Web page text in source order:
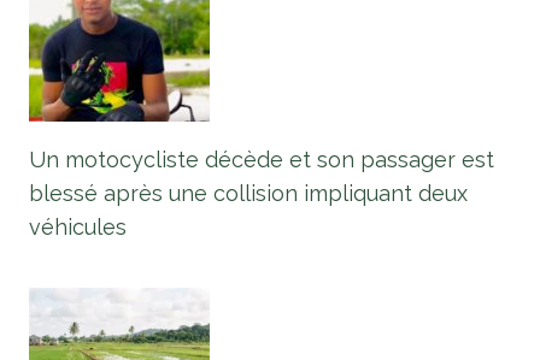
Un motocycliste décède et son passager est
blessé après une collision impliquant deux
véhicules